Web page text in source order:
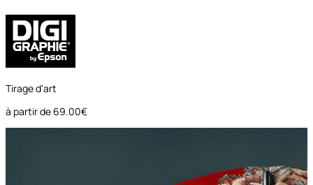
Tirage d'art
à partir de 69.00€